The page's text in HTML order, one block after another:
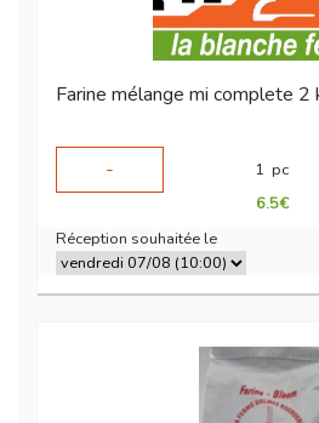
Farine mélange mi complete 2
-
1 pc
6.5€
Réception souhaitée le